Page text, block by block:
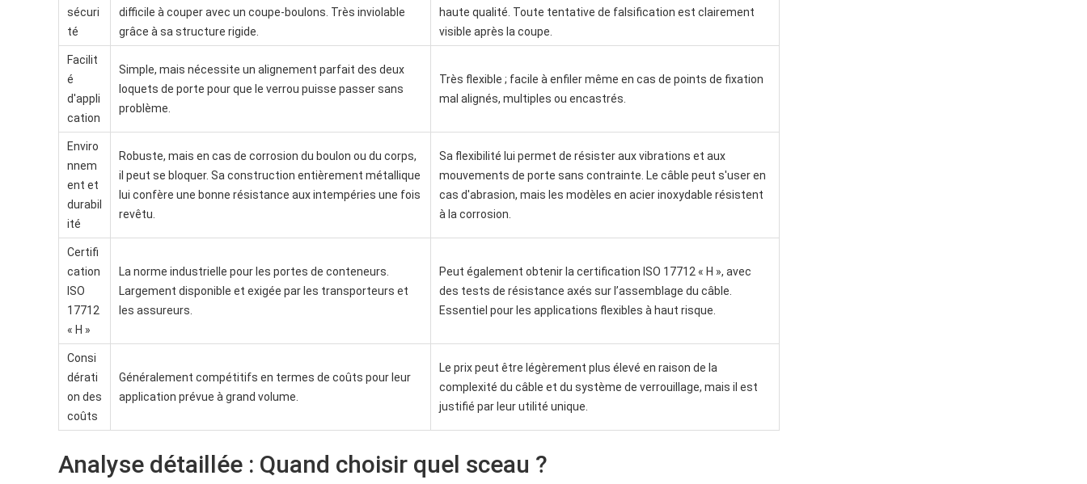
sécuri
té
difficile à couper avec un coupe-boulons. Très inviolable
grâce à sa structure rigide.
haute qualité. Toute tentative de falsification est clairement
visible après la coupe.
Facilit
é
d'appli
cation
Simple, mais nécessite un alignement parfait des deux
loquets de porte pour que le verrou puisse passer sans
problème.
Très flexible ; facile à enfiler même en cas de points de fixation
mal alignés, multiples ou encastrés.
Enviro
nnem
ent et
durabil
ité
Robuste, mais en cas de corrosion du boulon ou du corps,
il peut se bloquer. Sa construction entièrement métallique
lui confère une bonne résistance aux intempéries une fois
revêtu.
Sa flexibilité lui permet de résister aux vibrations et aux
mouvements de porte sans contrainte. Le câble peut s'user en
cas d'abrasion, mais les modèles en acier inoxydable résistent
à la corrosion.
Certifi
cation
ISO
17712
« H »
La norme industrielle pour les portes de conteneurs.
Largement disponible et exigée par les transporteurs et
les assureurs.
Peut également obtenir la certification ISO 17712 « H », avec
des tests de résistance axés sur l’assemblage du câble.
Essentiel pour les applications flexibles à haut risque.
Consi
dérati
on des
coûts
Généralement compétitifs en termes de coûts pour leur
application prévue à grand volume.
Le prix peut être légèrement plus élevé en raison de la
complexité du câble et du système de verrouillage, mais il est
justifié par leur utilité unique.
Analyse détaillée : Quand choisir quel sceau ?